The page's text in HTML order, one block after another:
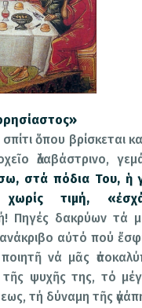
σπίτι ὅπου βρίσκεται
ἀλαβάστρινο,
στά πόδια Του, ἡ
τιμή,
Πηγές δακρύων τά
αὐτό πού
νά μᾶς
ψυχῆς της, τό
τή δύναμη τῆς